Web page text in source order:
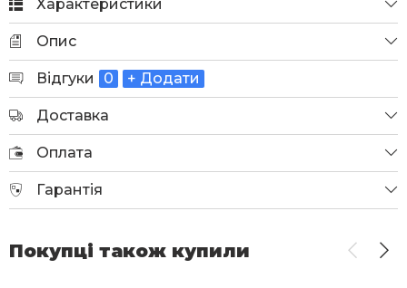
Характеристики
Опис
Відгуки 0 + Додати
Доставка
Оплата
Гарантія
Покупці також купили